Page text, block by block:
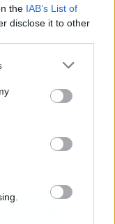
the IAB’s List of
disclose it to other